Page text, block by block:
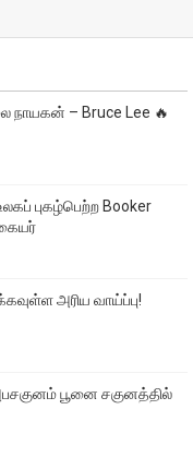
நாயகன் – Bruce Lee 🔥
புகழ்பெற்ற Booker
அரிய வாய்ப்பு!
பூனை சகுனத்தில்